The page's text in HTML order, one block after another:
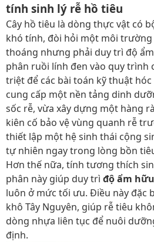
tính sinh lý rễ hồ tiêu
Cây hồ tiêu là dòng thực vật có
khó tính, đòi hỏi một môi
thoáng nhưng phải duy trì độ
phân ruồi lính đen vào quy trình
triệt để các bài toán kỹ thuật
cung cấp một nền tảng dinh
sốc rễ, vừa xây dựng một hàng
kiên cố bảo vệ vùng quanh rễ
thiết lập một hệ sinh thái cộng
tự nhiên ngay trong lòng bồn
Hơn thế nữa, tính tương thích
phân này giúp duy trì độ ẩm
luôn ở mức tối ưu. Điều này đặc
khô Tây Nguyên, giúp rễ tiêu
dòng nhựa liên tục để nuôi
định.